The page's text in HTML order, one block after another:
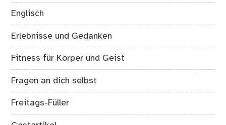
Englisch
Erlebnisse und Gedanken
Fitness für Körper und Geist
Fragen an dich selbst
Freitags-Füller